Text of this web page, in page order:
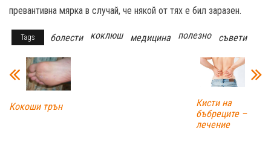
превантивна мярка в случай, че някой от тях е бил заразен.
Tags болести коклюш медицина полезно съвети
Кокоши трън
Кисти на
бъбреците –
лечение